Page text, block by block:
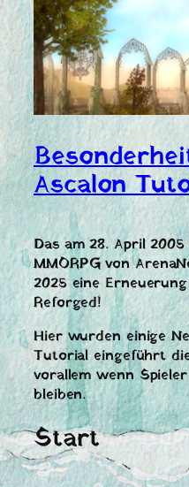
Ascalon
Das am 28. April
MMORPG von
2025 eine
Reforged!
Hier wurden einige
Tutorial eingeführt
vorallem wenn
bleiben.
Start